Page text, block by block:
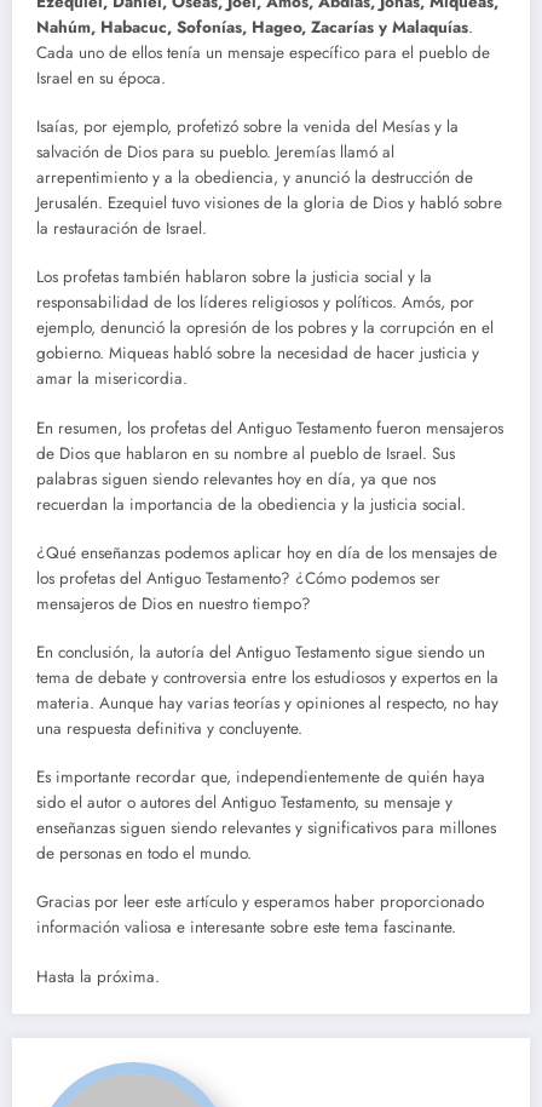
Nahúm, Habacuc, Sofonías, Hageo, Zacarías y Malaquías.
Cada uno de ellos tenía un mensaje específico para el pueblo de
Israel en su época.
Isaías, por ejemplo, profetizó sobre la venida del Mesías y la
salvación de Dios para su pueblo. Jeremías llamó al
arrepentimiento y a la obediencia, y anunció la destrucción de
Jerusalén. Ezequiel tuvo visiones de la gloria de Dios y habló sobre
la restauración de Israel.
Los profetas también hablaron sobre la justicia social y la
responsabilidad de los líderes religiosos y políticos. Amós, por
ejemplo, denunció la opresión de los pobres y la corrupción en el
gobierno. Miqueas habló sobre la necesidad de hacer justicia y
amar la misericordia.
En resumen, los profetas del Antiguo Testamento fueron mensajeros
de Dios que hablaron en su nombre al pueblo de Israel. Sus
palabras siguen siendo relevantes hoy en día, ya que nos
recuerdan la importancia de la obediencia y la justicia social.
¿Qué enseñanzas podemos aplicar hoy en día de los mensajes de
los profetas del Antiguo Testamento? ¿Cómo podemos ser
mensajeros de Dios en nuestro tiempo?
En conclusión, la autoría del Antiguo Testamento sigue siendo un
tema de debate y controversia entre los estudiosos y expertos en la
materia. Aunque hay varias teorías y opiniones al respecto, no hay
una respuesta definitiva y concluyente.
Es importante recordar que, independientemente de quién haya
sido el autor o autores del Antiguo Testamento, su mensaje y
enseñanzas siguen siendo relevantes y significativos para millones
de personas en todo el mundo.
Gracias por leer este artículo y esperamos haber proporcionado
información valiosa e interesante sobre este tema fascinante.
Hasta la próxima.